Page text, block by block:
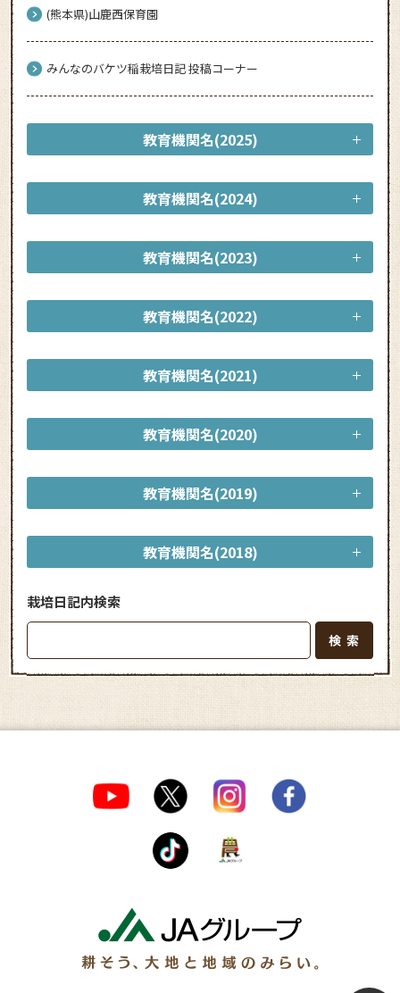
(熊本県)山鹿西保育園
みんなのバケツ稲栽培日記 投稿コーナー
教育機関名(2025)
教育機関名(2024)
教育機関名(2023)
教育機関名(2022)
教育機関名(2021)
教育機関名(2020)
教育機関名(2019)
教育機関名(2018)
栽培日記内検索